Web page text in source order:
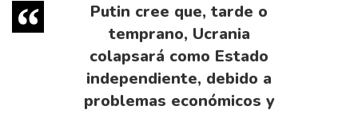
Putin cree que, tarde o
temprano, Ucrania
colapsará como Estado
independiente, debido a
problemas económicos y